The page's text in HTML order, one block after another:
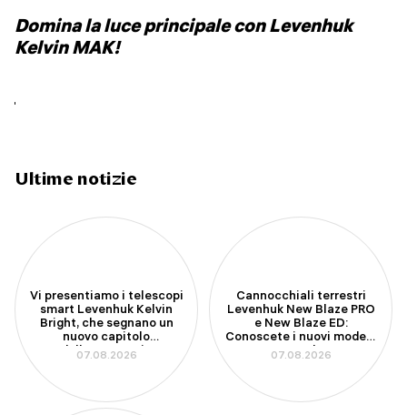
Domina la luce principale con Levenhuk
Kelvin MAK!
Ultime notizie
Vi presentiamo i telescopi
smart Levenhuk Kelvin
Bright, che segnano un
nuovo capitolo
dell’astronomia
amatoriale
07.08.2026
Cannocchiali terrestri
Levenhuk New Blaze PRO
e New Blaze ED:
Conoscete i nuovi modelli
con apertura da 100 mm
07.08.2026